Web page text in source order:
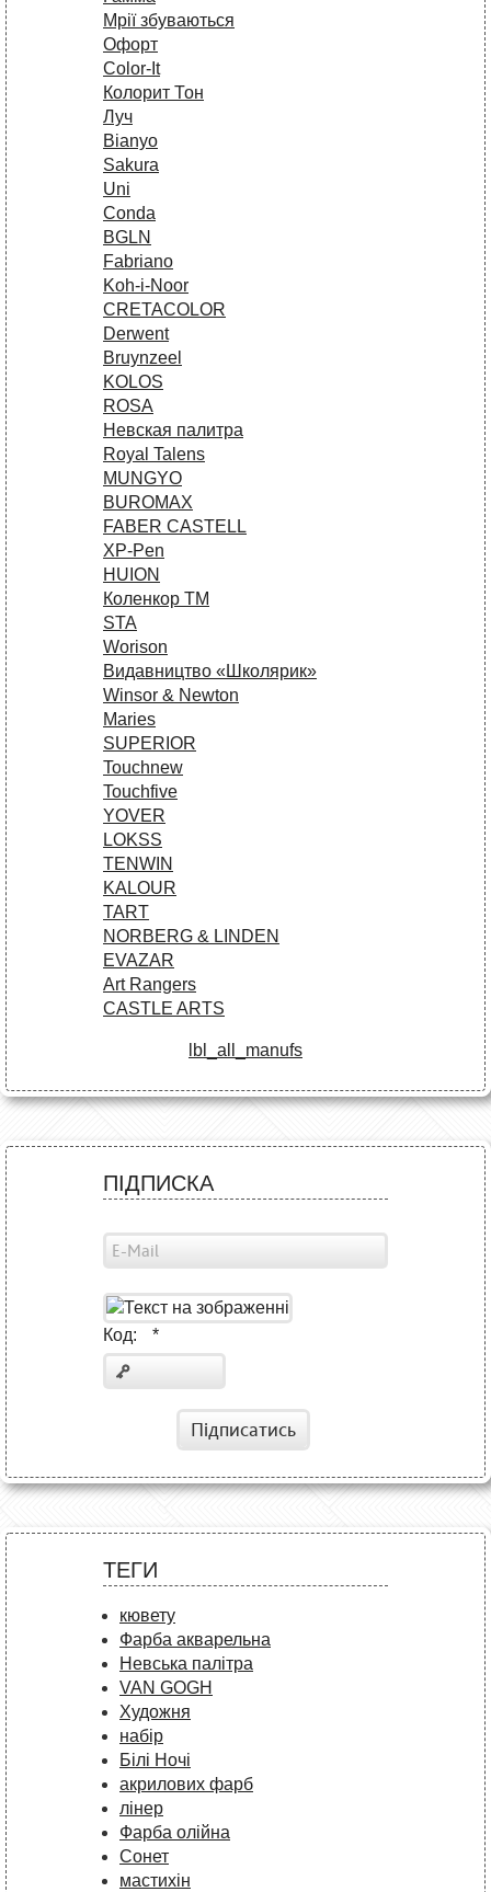
Мрії збуваються
Офорт
Сolor-It
Колорит Тон
Луч
Bianyo
Sakura
Uni
Conda
BGLN
Fabriano
Koh-i-Noor
CRETACOLOR
Derwent
Bruynzeel
KOLOS
ROSA
Невская палитра
Royal Talens
MUNGYO
BUROMAX
FABER CASTELL
XP-Pen
HUION
Коленкор ТМ
STA
Worison
Видавництво «Школярик»
Winsor & Newton
Maries
SUPERIOR
Touchnew
Touchfive
YOVER
LOKSS
TENWIN
KALOUR
TART
NORBERG & LINDEN
EVAZAR
Art Rangers
CASTLE ARTS
lbl_all_manufs
ПІДПИСКА
Код: *
Підписатись
ТЕГИ
кювету
Фарба акварельна
Невська палітра
VAN GOGH
Художня
набір
Білі Ночі
акрилових фарб
лінер
Фарба олійна
Сонет
мастихін